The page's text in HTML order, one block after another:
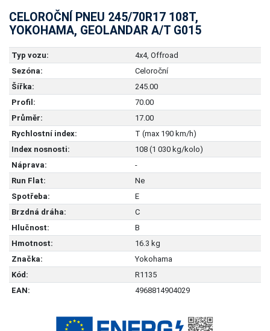
CELOROČNÍ PNEU 245/70R17 108T,
YOKOHAMA, GEOLANDAR A/T G015
Typ vozu:
4x4, Offroad
Sezóna:
Celoroční
Šířka:
245.00
Profil:
70.00
Průměr:
17.00
Rychlostní index:
T (max 190 km/h)
Index nosnosti:
108 (1 030 kg/kolo)
Náprava:
-
Run Flat:
Ne
Spotřeba:
E
Brzdná dráha:
C
Hlučnost:
B
Hmotnost:
16.3 kg
Značka:
Yokohama
Kód:
R1135
EAN:
4968814904029